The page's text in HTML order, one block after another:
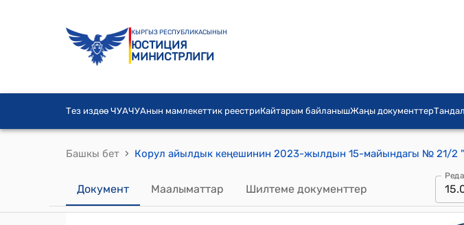
КЫРГЫЗ РЕСПУБЛИКАСЫНЫН
ЮСТИЦИЯ
МИНИСТРЛИГИ
Тез издөө ЧУАЧУАнын мамлекеттик реестриКайтарым байланышЖаңы документтер
Башкы бет ›
Документ Маалыматтар Шилтеме документтер